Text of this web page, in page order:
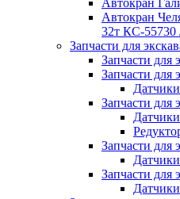
Автокран
Автокран
32т КС-55730
Запчасти для
Запчасти для
Запчасти для
Запчасти для
Запчасти для
Запчасти для